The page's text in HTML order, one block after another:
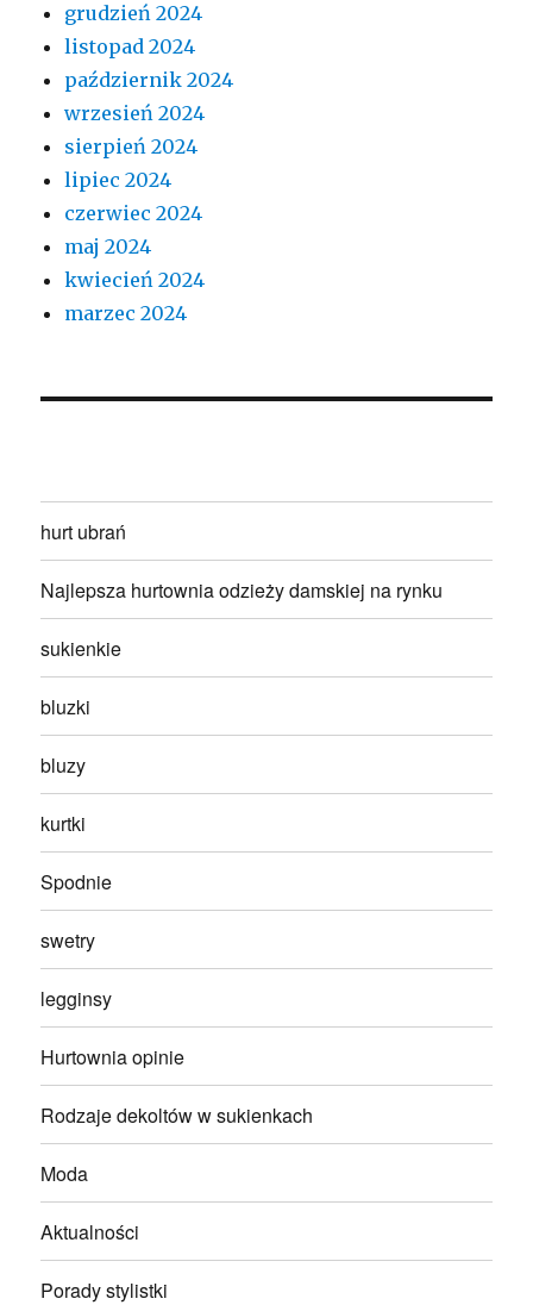
grudzień 2024
listopad 2024
październik 2024
wrzesień 2024
sierpień 2024
lipiec 2024
czerwiec 2024
maj 2024
kwiecień 2024
marzec 2024
hurt ubrań
Najlepsza hurtownia odzieży damskiej na rynku
sukienkie
bluzki
bluzy
kurtki
Spodnie
swetry
legginsy
Hurtownia opinie
Rodzaje dekoltów w sukienkach
Moda
Aktualności
Porady stylistki